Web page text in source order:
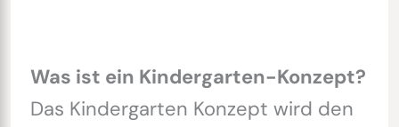
Was ist ein Kindergarten-Konzept?
Das Kindergarten Konzept wird den